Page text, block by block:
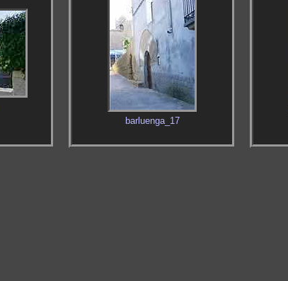
barluenga_17